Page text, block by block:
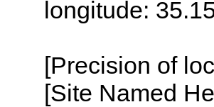
longitude:
[Precision of
[Site Named